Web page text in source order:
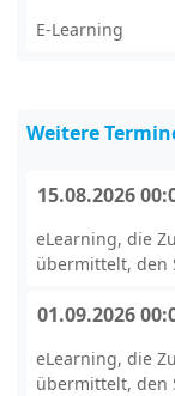
E-Learning
Weitere
15.08.2026
eLearning, die
übermittelt, den
01.09.2026
eLearning, die
übermittelt, den